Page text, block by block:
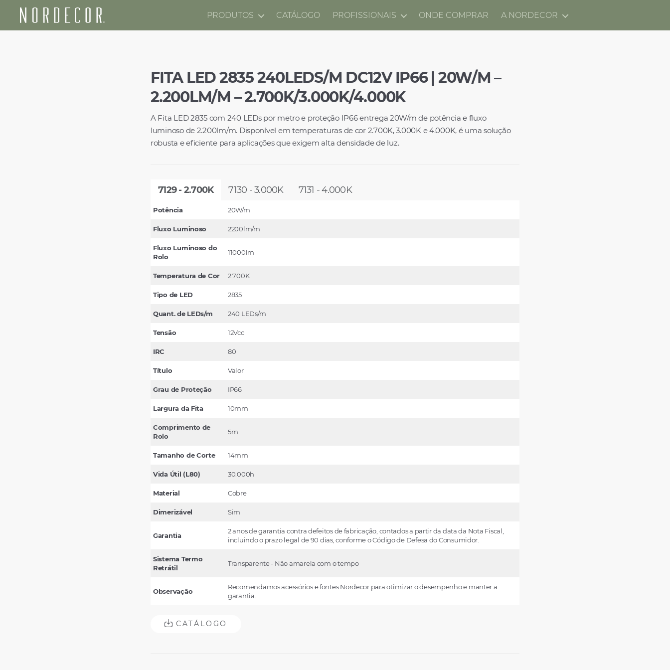
Nordecor
PRODUTOS CATÁLOGO PROFISSIONAIS ONDE COMPRAR A NORDECOR
FITA LED 2835 240LEDS/M DC12V IP66 | 20W/M –
2.200LM/M – 2.700K/3.000K/4.000K
A Fita LED 2835 com 240 LEDs por metro e proteção IP66 entrega 20W/m de potência e fluxo
luminoso de 2.200lm/m. Disponível em temperaturas de cor 2.700K, 3.000K e 4.000K, é uma solução
robusta e eficiente para aplicações que exigem alta densidade de luz.
7129 - 2.700K 7130 - 3.000K 7131 - 4.000K
Potência 20W/m
Fluxo Luminoso 2200lm/m
Fluxo Luminoso do
Rolo
11000lm
Temperatura de Cor 2.700K
Tipo de LED 2835
Quant. de LEDs/m 240 LEDs/m
Tensão 12Vcc
IRC 80
Título Valor
Grau de Proteção IP66
Largura da Fita 10mm
Comprimento de
Rolo
5m
Tamanho de Corte 14mm
Vida Útil (L80) 30.000h
Material Cobre
Dimerizável Sim
Garantia
2 anos de garantia contra defeitos de fabricação, contados a partir da data da Nota Fiscal,
incluindo o prazo legal de 90 dias, conforme o Código de Defesa do Consumidor.
Sistema Termo
Retrátil
Transparente - Não amarela com o tempo
Observação
Recomendamos acessórios e fontes Nordecor para otimizar o desempenho e manter a
garantia.
CATÁLOGO